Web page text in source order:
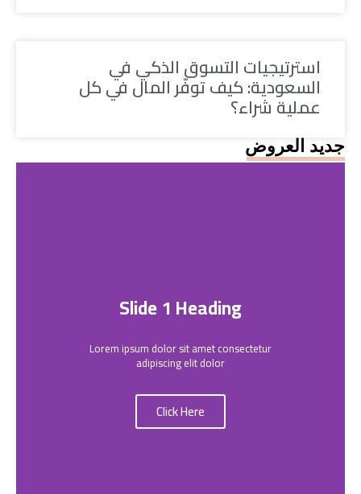
استرتيجيات التسوق الذكي في
السعودية: كيف توفّر المال في كل
عملية شراء؟
جديد العروض
Slide 1 Heading
Lorem ipsum dolor sit amet consectetur
adipiscing elit dolor
Click Here